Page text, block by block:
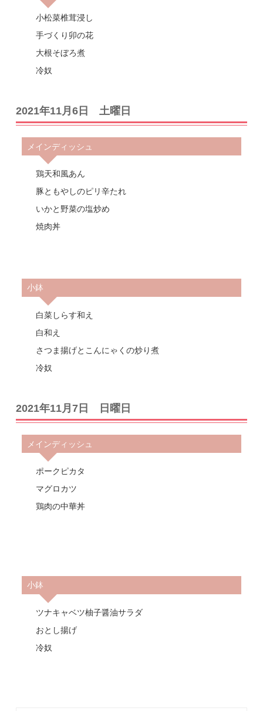
小松菜椎茸浸し
手づくり卯の花
大根そぼろ煮
冷奴
2021年11月6日 土曜日
メインディッシュ
鶏天和風あん
豚ともやしのピリ辛たれ
いかと野菜の塩炒め
焼肉丼
小鉢
白菜しらす和え
白和え
さつま揚げとこんにゃくの炒り煮
冷奴
2021年11月7日 日曜日
メインディッシュ
ポークピカタ
マグロカツ
鶏肉の中華丼
小鉢
ツナキャベツ柚子醤油サラダ
おとし揚げ
冷奴